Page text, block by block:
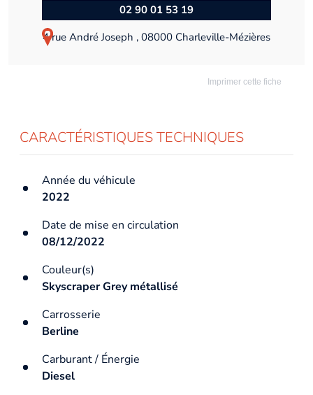
02 90 01 53 19
4 rue André Joseph , 08000 Charleville-Mézières
Imprimer cette fiche
CARACTÉRISTIQUES TECHNIQUES
Année du véhicule
2022
Date de mise en circulation
08/12/2022
Couleur(s)
Skyscraper Grey métallisé
Carrosserie
Berline
Carburant / Énergie
Diesel